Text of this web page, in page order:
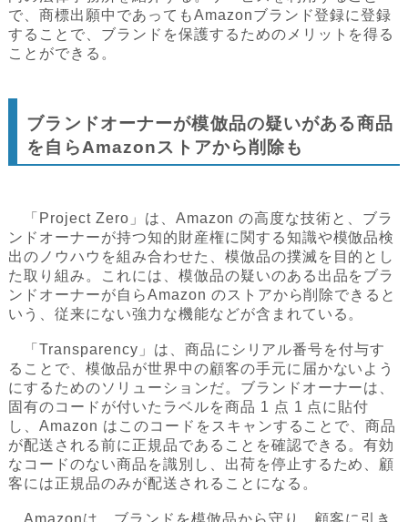
で、商標出願中であってもAmazonブランド登録に登録
することで、ブランドを保護するためのメリットを得る
ことができる。
ブランドオーナーが模倣品の疑いがある商品
を自らAmazonストアから削除も
「Project Zero」は、Amazon の高度な技術と、ブラ
ンドオーナーが持つ知的財産権に関する知識や模倣品検
出のノウハウを組み合わせた、模倣品の撲滅を目的とし
た取り組み。これには、模倣品の疑いのある出品をブラ
ンドオーナーが自らAmazon のストアから削除できると
いう、従来にない強力な機能などが含まれている。
「Transparency」は、商品にシリアル番号を付与す
ることで、模倣品が世界中の顧客の手元に届かないよう
にするためのソリューションだ。ブランドオーナーは、
固有のコードが付いたラベルを商品 1 点 1 点に貼付
し、Amazon はこのコードをスキャンすることで、商品
が配送される前に正規品であることを確認できる。有効
なコードのない商品を識別し、出荷を停止するため、顧
客には正規品のみが配送されることになる。